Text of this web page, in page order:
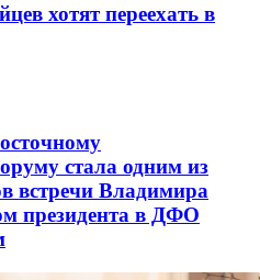
хотят переехать в
стала одним из
встречи Владимира
президента в ДФО